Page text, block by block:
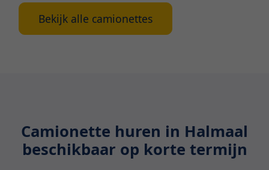
Bekijk alle camionettes
Camionette huren in Halmaal
beschikbaar op korte termijn